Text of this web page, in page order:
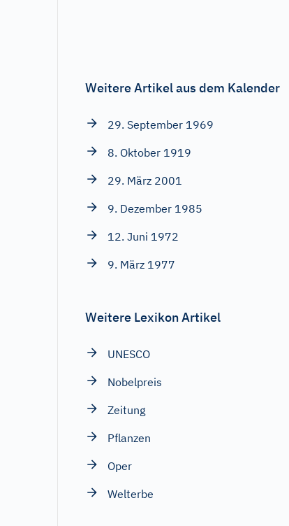
Weitere Artikel aus dem Kalender
29. September 1969
8. Oktober 1919
29. März 2001
9. Dezember 1985
12. Juni 1972
9. März 1977
Weitere Lexikon Artikel
UNESCO
Nobelpreis
Zeitung
Pflanzen
Oper
Welterbe